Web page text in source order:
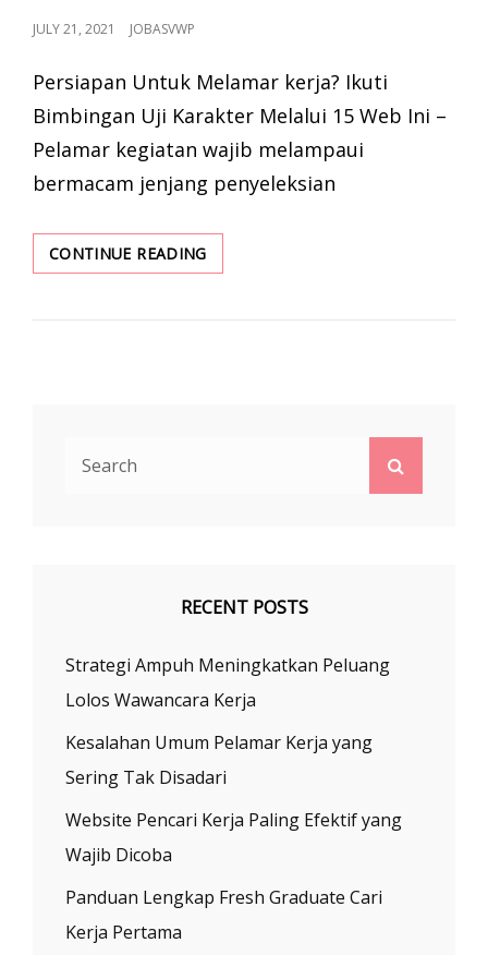
POSTED
JULY 21, 2021 JOBASVWP
Persiapan Untuk Melamar kerja? Ikuti
Bimbingan Uji Karakter Melalui 15 Web Ini –
Pelamar kegiatan wajib melampaui
bermacam jenjang penyeleksian
CONTINUE READINGPERSIAPAN
UNTUK
KERJA?
RECENT POSTS
Strategi Ampuh Meningkatkan Peluang
Lolos Wawancara Kerja
Kesalahan Umum Pelamar Kerja yang
Sering Tak Disadari
Website Pencari Kerja Paling Efektif yang
Wajib Dicoba
Panduan Lengkap Fresh Graduate Cari
Kerja Pertama